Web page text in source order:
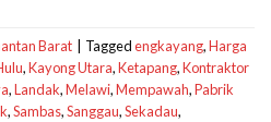
Barat Taggedengkayang,Harga
,Kayong Utara,Ketapang,Kontraktor
,Landak,Melawi,Mempawah,Pabrik
,Sambas,Sanggau,Sekadau,